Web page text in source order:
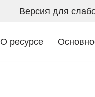
Версия для
О ресурсе